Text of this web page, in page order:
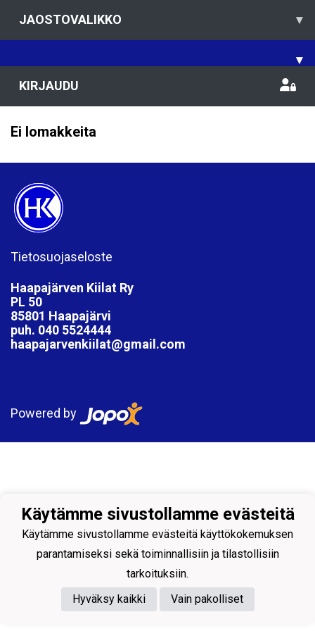
JAOSTOVALIKKO ▾
▾
KIRJAUDU
Ei lomakkeita
Tietosuojaseloste
Haapajärven Kiilat Ry
PL 50
85801 Haapajärvi
puh. 040 5524444
haapajarvenkiilat@gmail.com
Powered by
Käytämme sivustollamme evästeitä
Käytämme sivustollamme evästeitä käyttökokemuksen
parantamiseksi sekä toiminnallisiin ja tilastollisiin
tarkoituksiin.
Hyväksy kaikki
Vain pakolliset